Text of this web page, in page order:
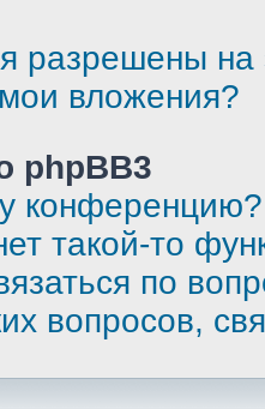
разрешены
вложения?
phpBB3
конференцию?
такой-то
по
вопросов,